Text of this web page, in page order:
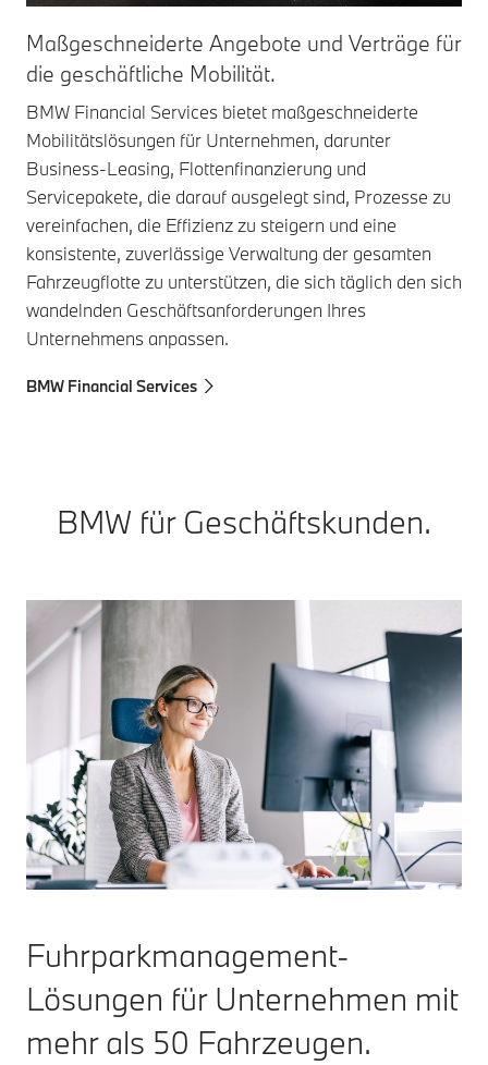
Maßgeschneiderte Angebote und Verträge für
die geschäftliche Mobilität.
BMW Financial Services bietet maßgeschneiderte
Mobilitätslösungen für Unternehmen, darunter
Business-Leasing, Flottenfinanzierung und
Servicepakete, die darauf ausgelegt sind, Prozesse zu
vereinfachen, die Effizienz zu steigern und eine
konsistente, zuverlässige Verwaltung der gesamten
Fahrzeugflotte zu unterstützen, die sich täglich den sich
wandelnden Geschäftsanforderungen Ihres
Unternehmens anpassen.
BMW Financial Services
BMW für Geschäftskunden.
Fuhrparkmanagement-
Lösungen für Unternehmen mit
mehr als 50 Fahrzeugen.